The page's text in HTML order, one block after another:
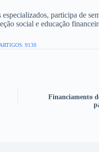
participa de
social e educação
ARTIGOS: 9130
Financiamento